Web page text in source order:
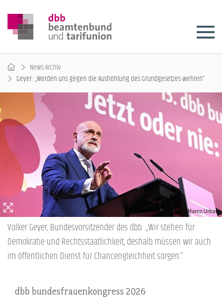
News-Archiv
Geyer: „Werden uns gegen die Aushöhlung des Grundgesetzes wehren“
Volker Geyer, Bundesvorsitzender des dbb: „Wir stehen für
Demokratie und Rechtsstaatlichkeit, deshalb müssen wir auch
im öffentlichen Dienst für Chancengleichheit sorgen.“
dbb bundesfrauenkongress 2026